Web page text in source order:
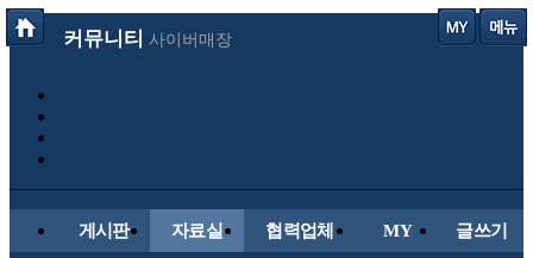
커뮤니티 사이버매장
게시판 자료실 협력업체 MY 글쓰기